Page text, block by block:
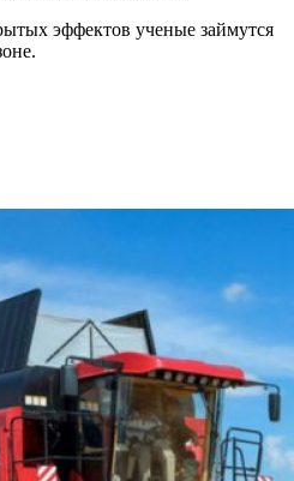
эффектов ученые займутся